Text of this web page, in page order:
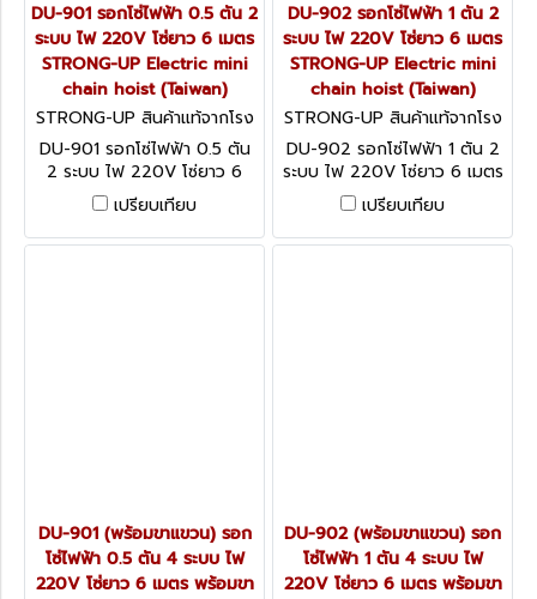
DU-901 รอกโซ่ไฟฟ้า 0.5 ตัน 2
ระบบ ไฟ 220V โซ่ยาว 6 เมตร
STRONG-UP Electric mini
chain hoist (Taiwan)
STRONG-UP สินค้าแท้จากโรง
งานผู้ผลิต DU-901
DU-901 รอกโซ่ไฟฟ้า 0.5 ตัน
2 ระบบ ไฟ 220V โซ่ยาว 6
เมตร STRONG-UP Electric
mini chain hoist (Taiwan)
เปรียบเทียบ
DU-902 รอกโซ่ไฟฟ้า 1 ตัน 2
ระบบ ไฟ 220V โซ่ยาว 6 เมตร
STRONG-UP Electric mini
chain hoist (Taiwan)
STRONG-UP สินค้าแท้จากโรง
งานผู้ผลิต DU-902
DU-902 รอกโซ่ไฟฟ้า 1 ตัน 2
ระบบ ไฟ 220V โซ่ยาว 6 เมตร
STRONG-UP Electric mini
chain hoist (Taiwan)
เปรียบเทียบ
DU-901 (พร้อมขาแขวน) รอก
โซ่ไฟฟ้า 0.5 ตัน 4 ระบบ ไฟ
220V โซ่ยาว 6 เมตร พร้อมขา
DU-902 (พร้อมขาแขวน) รอก
โซ่ไฟฟ้า 1 ตัน 4 ระบบ ไฟ
220V โซ่ยาว 6 เมตร พร้อมขา